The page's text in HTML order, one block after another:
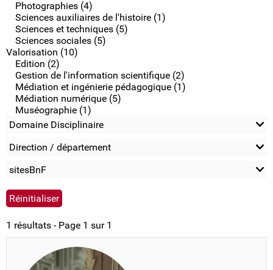
Photographies (4)
Sciences auxiliaires de l'histoire (1)
Sciences et techniques (5)
Sciences sociales (5)
Valorisation (10)
Edition (2)
Gestion de l'information scientifique (2)
Médiation et ingénierie pédagogique (1)
Médiation numérique (5)
Muséographie (1)
Domaine Disciplinaire
Direction / département
sitesBnF
1 résultats - Page 1 sur 1